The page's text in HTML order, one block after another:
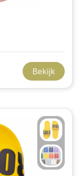
Bekijk